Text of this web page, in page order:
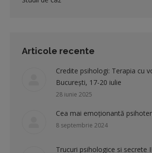
Articole recente
Credite psihologi: Terapia cu
București, 17-20 iulie
28 iunie 2025
Cea mai emoționantă
8 septembrie 2024
Trucuri psihologice si secrete